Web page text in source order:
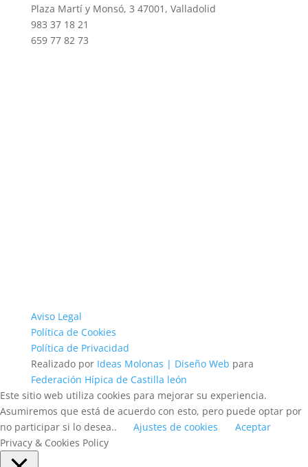
Plaza Martí y Monsó, 3 47001, Valladolid
983 37 18 21
659 77 82 73
Aviso Legal
Política de Cookies
Política de Privacidad
Realizado por Ideas Molonas | Diseño Web para
Federación Hípica de Castilla león
Este sitio web utiliza cookies para mejorar su experiencia.
Asumiremos que está de acuerdo con esto, pero puede optar por
no participar si lo desea..
Ajustes de cookies
Aceptar
Privacy & Cookies Policy